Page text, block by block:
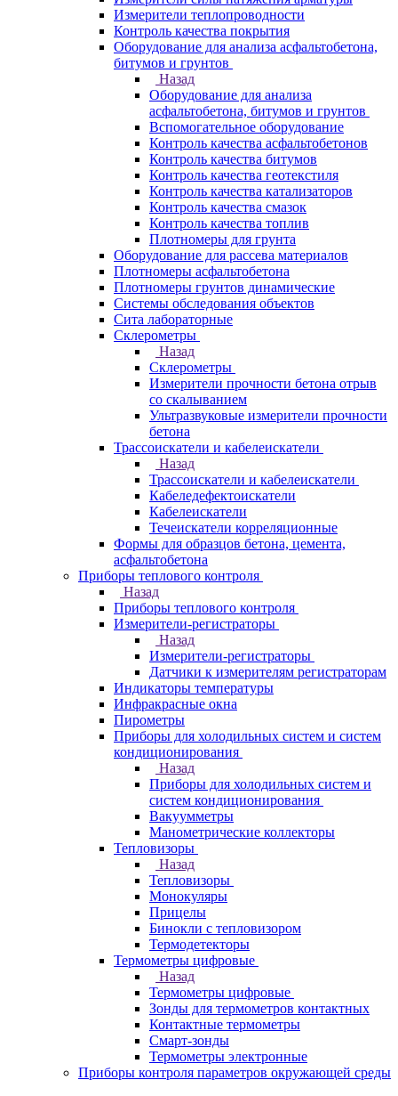
Измерители теплопроводности
Контроль качества покрытия
Оборудование для анализа асфальтобетона,
битумов и грунтов
Назад
Оборудование для анализа
асфальтобетона, битумов и грунтов
Вспомогательное оборудование
Контроль качества асфальтобетонов
Контроль качества битумов
Контроль качества геотекстиля
Контроль качества катализаторов
Контроль качества смазок
Контроль качества топлив
Плотномеры для грунта
Оборудование для рассева материалов
Плотномеры асфальтобетона
Плотномеры грунтов динамические
Системы обследования объектов
Сита лабораторные
Склерометры
Назад
Склерометры
Измерители прочности бетона отрыв
со скалыванием
Ультразвуковые измерители прочности
бетона
Трассоискатели и кабелеискатели
Назад
Трассоискатели и кабелеискатели
Кабеледефектоискатели
Кабелеискатели
Течеискатели корреляционные
Формы для образцов бетона, цемента,
асфальтобетона
Приборы теплового контроля
Назад
Приборы теплового контроля
Измерители-регистраторы
Назад
Измерители-регистраторы
Датчики к измерителям регистраторам
Индикаторы температуры
Инфракрасные окна
Пирометры
Приборы для холодильных систем и систем
кондиционирования
Назад
Приборы для холодильных систем и
систем кондиционирования
Вакуумметры
Манометрические коллекторы
Тепловизоры
Назад
Тепловизоры
Монокуляры
Прицелы
Бинокли с тепловизором
Термодетекторы
Термометры цифровые
Назад
Термометры цифровые
Зонды для термометров контактных
Контактные термометры
Смарт-зонды
Термометры электронные
Приборы контроля параметров окружающей среды